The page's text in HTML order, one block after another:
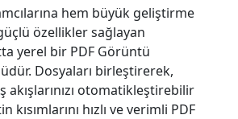
hem büyük geliştirme
özellikler sağlayan
yerel bir PDF Görüntü
Dosyaları birleştirerek,
akışlarınızı otomatikleştirebilir
kısımlarını hızlı ve verimli PDF